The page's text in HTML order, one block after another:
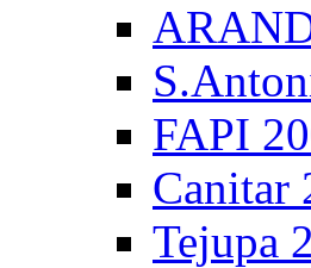
FAPI
Canitar
Tejupa